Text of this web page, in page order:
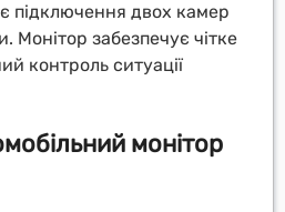
підключення двох камер
Монітор забезпечує чітке
контроль ситуації
монітор